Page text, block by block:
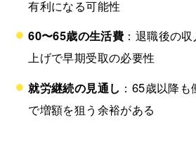
有利になる可能性
60〜65歳の生活費 ：退職後の
上げで早期受取の必要性
就労継続の見通し ：65歳以降
で増額を狙う余裕がある